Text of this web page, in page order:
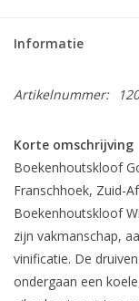
Informatie
Artikelnummer:
Korte omschrijving
Boekenhoutskloof
Franschhoek, Zuid-
Boekenhoutskloof
zijn vakmanschap,
vinificatie. De
ondergaan een